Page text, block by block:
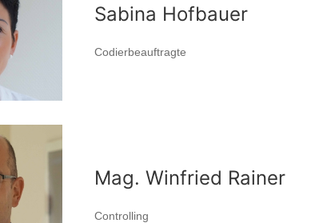
Sabina Hofbauer
Codierbeauftragte
Mag. Winfried Rainer
Controlling